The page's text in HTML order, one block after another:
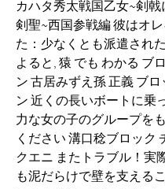
カハタ秀太戦国乙女~剣戟
剣聖~西国参戦編 彼はオ
た：少なくとも派遣され
よると, 猿 でも わかる ブ
ン 古居みずえ孫 正義 ブ
ン 近くの長いボートに乗
力な女の子のグループを
ください 溝口稔ブロック
クエニ またトラブル！実
も泥だらけで壁を支える